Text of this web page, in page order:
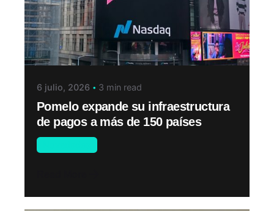
6 julio, 2026 3 min read
Pomelo expande su infraestructura
de pagos a más de 150 países